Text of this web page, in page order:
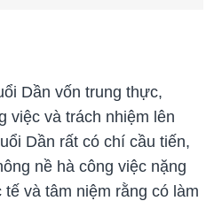
Dần vốn trung thực,
việc và trách nhiệm lên
Dần rất có chí cầu tiến,
nề hà công việc nặng
và tâm niệm rằng có làm